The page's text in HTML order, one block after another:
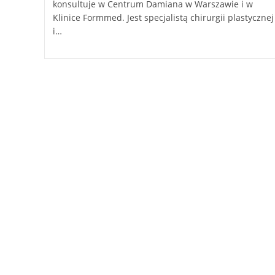
konsultuje w Centrum Damiana w Warszawie i w
Klinice Formmed. Jest specjalistą chirurgii plastycznej
i…